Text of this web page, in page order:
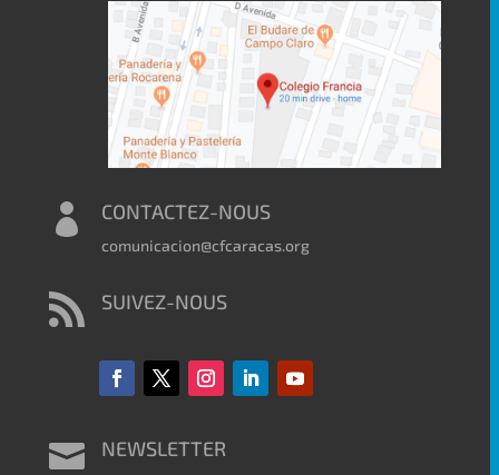
 CONTACTEZ-NOUS
comunicacion@cfcaracas.org
 SUIVEZ-NOUS
 NEWSLETTER